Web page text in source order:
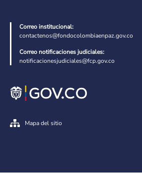
Correo institucional:
contactenos@fondocolombiaenpaz.gov.co
Correo notificaciones judiciales:
notificacionesjudiciales@fcp.gov.co
Mapa del sitio